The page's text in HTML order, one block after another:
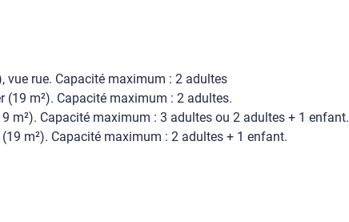
vue rue. Capacité maximum : 2 adultes
(19 m²). Capacité maximum : 2 adultes.
m²). Capacité maximum : 3 adultes ou 2 adultes + 1 enfant.
m²). Capacité maximum : 2 adultes + 1 enfant.